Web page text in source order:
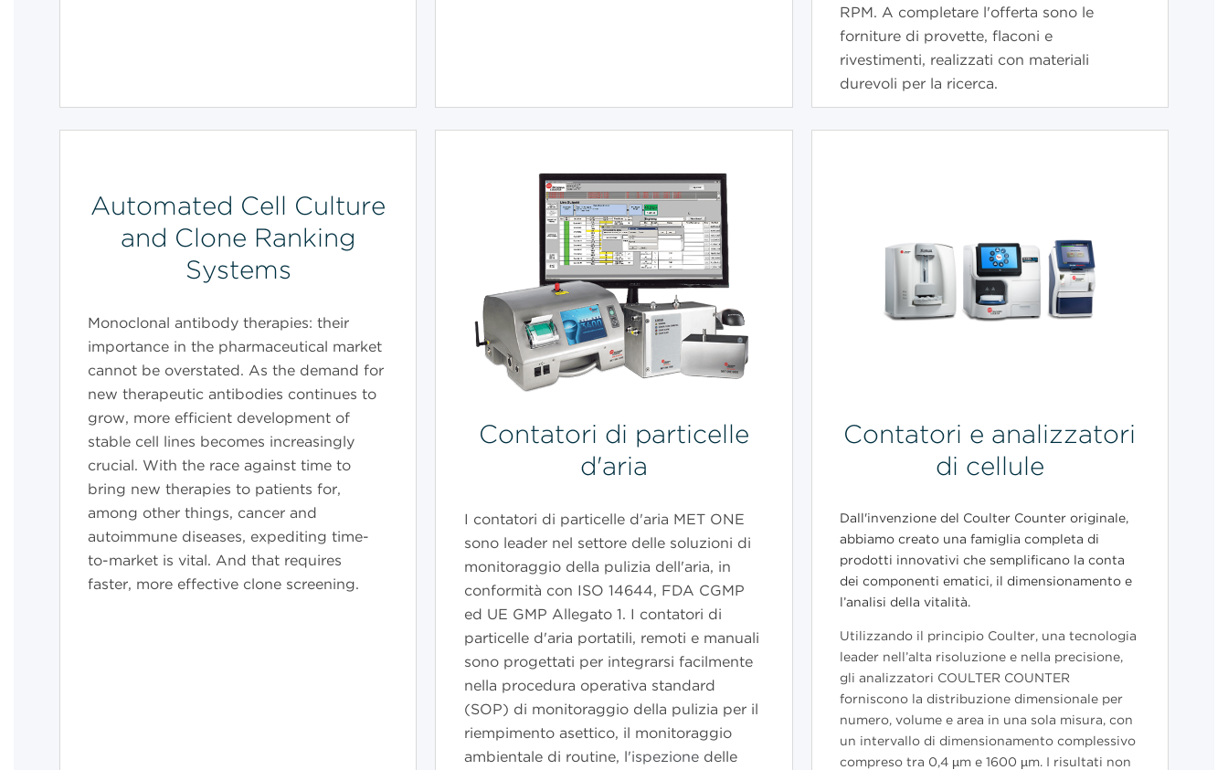
RPM. A completare l'offerta sono le
forniture di provette, flaconi e
rivestimenti, realizzati con materiali
durevoli per la ricerca.
Automated Cell Culture
and Clone Ranking
Systems​
Monoclonal antibody therapies: their
importance in the pharmaceutical market
cannot be overstated. As the demand for
new therapeutic antibodies continues to
grow, more efficient development of
stable cell lines becomes increasingly
crucial. With the race against time to
bring new therapies to patients for,
among other things, cancer and
autoimmune diseases, expediting time-
to-market is vital. And that requires
faster, more effective clone screening.
Contatori di particelle
d'aria
I contatori di particelle d'aria MET ONE
sono leader nel settore delle soluzioni di
monitoraggio della pulizia dell'aria, in
conformità con ISO 14644, FDA CGMP
ed UE GMP Allegato 1. I contatori di
particelle d'aria portatili, remoti e manuali
sono progettati per integrarsi facilmente
nella procedura operativa standard
(SOP) di monitoraggio della pulizia per il
riempimento asettico, il monitoraggio
ambientale di routine, l'ispezionedelle
Contatori e analizzatori
di cellule
Dall'invenzione del Coulter Counter originale,
abbiamo creato una famiglia completa di
prodotti innovativi che semplificano la conta
dei componenti ematici, il dimensionamento e
l’analisi della vitalità.
Utilizzando il principio Coulter, una tecnologia
leader nell’alta risoluzione e nella precisione,
gli analizzatori COULTER COUNTER
forniscono la distribuzione dimensionale per
numero, volume e area in una sola misura, con
un intervallo di dimensionamento complessivo
compreso tra 0,4 µm e 1600 µm. I risultati non